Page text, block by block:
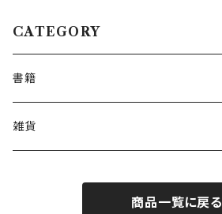
CATEGORY
書籍
雑貨
商品一覧に戻る